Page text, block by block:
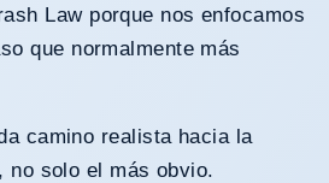
Law porque nos enfocamos
que normalmente más
no solo el más obvio.